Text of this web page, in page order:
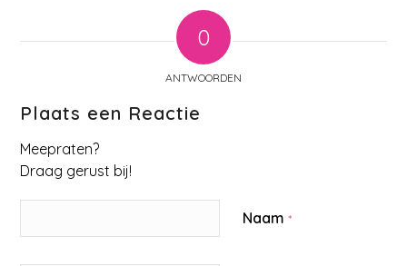
0
ANTWOORDEN
Plaats een Reactie
Meepraten?
Draag gerust bij!
Naam*